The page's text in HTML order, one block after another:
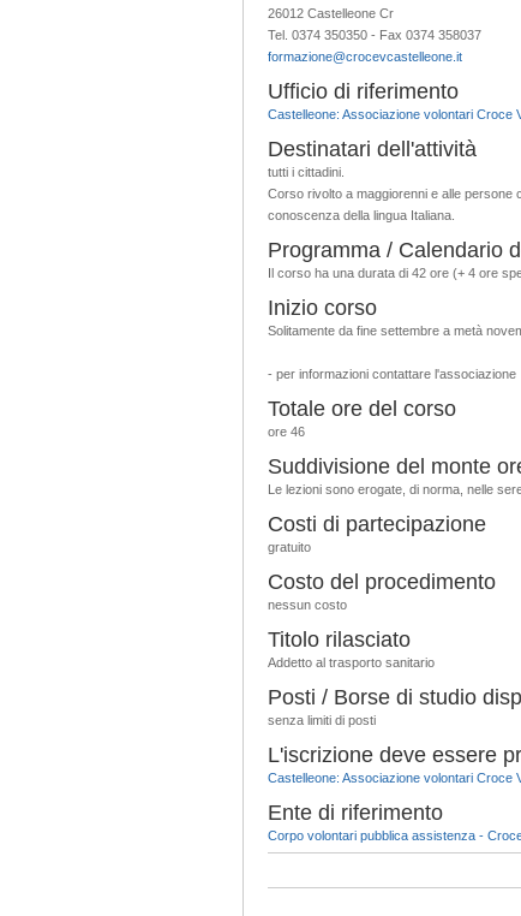
26012 Castelleone Cr
Tel. 0374 350350 - Fax 0374 358037
formazione@crocevcastelleone.it
Ufficio di riferimento
Castelleone: Associazione volontari Croce
Destinatari dell'attività
tutti i cittadini.
Corso rivolto a maggiorenni e alle persone
conoscenza della lingua Italiana.
Programma / Calendario
Il corso ha una durata di 42 ore (+ 4 ore
Inizio corso
Solitamente da fine settembre a metà
- per informazioni contattare l'associazione
Totale ore del corso
ore 46
Suddivisione del monte
Le lezioni sono erogate, di norma, nelle
Costi di partecipazione
gratuito
Costo del procedimento
nessun costo
Titolo rilasciato
Addetto al trasporto sanitario
Posti / Borse di studio
senza limiti di posti
L'iscrizione deve essere
Castelleone: Associazione volontari Croce
Ente di riferimento
Corpo volontari pubblica assistenza -